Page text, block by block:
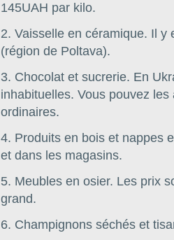
145UAH par kilo.
2. Vaisselle en céramique. Il
(région de Poltava).
3. Chocolat et sucrerie. En
inhabituelles. Vous pouvez
ordinaires.
4. Produits en bois et nappes
et dans les magasins.
5. Meubles en osier. Les prix
grand.
6. Champignons séchés et